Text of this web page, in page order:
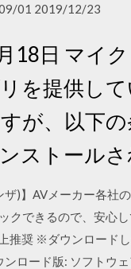
01 2019/12/23
18日 マイ
を提供し
が、以下
ストールさ
ザ)】AVメーカー各
クできるので、安心
推奨 ※ダウンロードし
ロード版: ソフトウ